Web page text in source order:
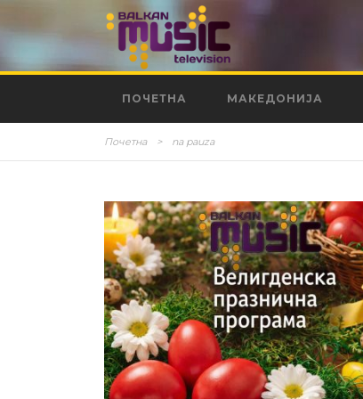
ПОЧЕТНА МАКЕДОНИЈА
Почетна > na pauza